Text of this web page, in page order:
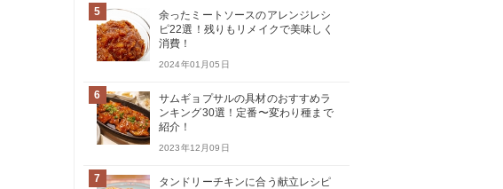
5
余ったミートソースのアレンジレシ
ピ22選！残りもリメイクで美味しく
消費！
2024年01月05日
6
サムギョプサルの具材のおすすめラ
ンキング30選！定番〜変わり種まで
紹介！
2023年12月09日
7
タンドリーチキンに合う献立レシピ